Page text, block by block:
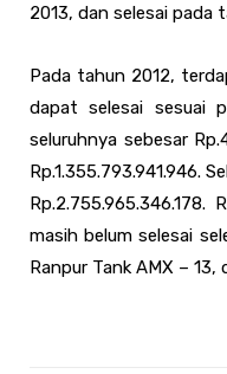
2013, dan selesai pada
Pada tahun 2012,
dapat selesai sesuai
seluruhnya sebesar
Rp.1.355.793.941.946.
masih belum selesai
Ranpur Tank AMX –